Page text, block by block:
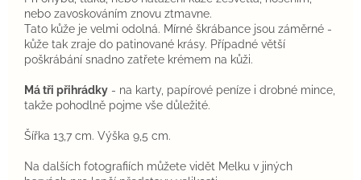
nebo zavoskováním znovu ztmavne.
Tato kůže je velmi odolná. Mírné škrábance jsou záměrné -
kůže tak zraje do patinované krásy. Případné větší
poškrábání snadno zatřete krémem na kůži.
Má tři přihrádky - na karty, papírové peníze i drobné mince,
takže pohodlně pojme vše důležité.
Šířka 13,7 cm. Výška 9,5 cm.
Na dalších fotografiích můžete vidět Melku v jiných